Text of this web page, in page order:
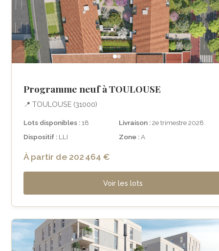
Programme neuf à TOULOUSE
📍 TOULOUSE (31000)
Lots disponibles : 18 Livraison :2e trimestre 2028
Dispositif : LLI Zone :A
À partir de 202 464 €
Voir les lots